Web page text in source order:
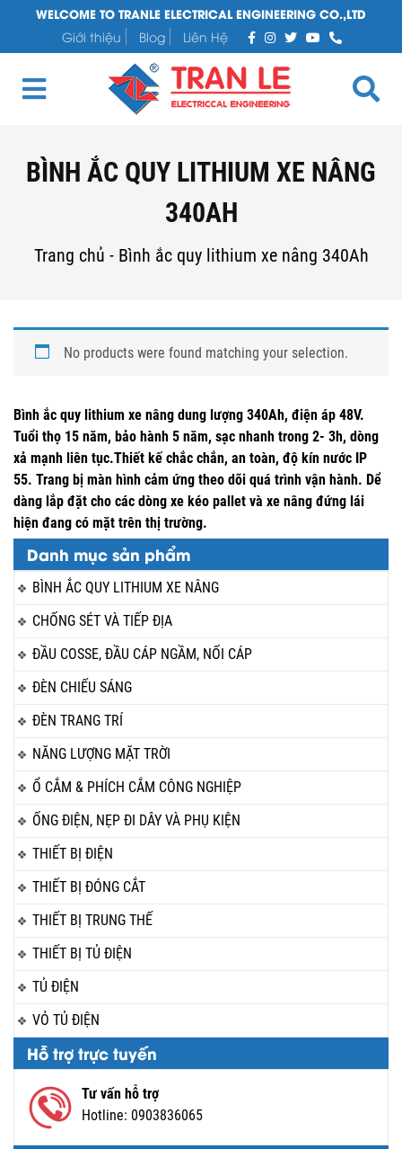
WELCOME TO TRANLE ELECTRICAL ENGINEERING CO.,LTD
Giới thiệu
Blog Liên Hệ
BÌNH ẮC QUY LITHIUM XE NÂNG
340AH
Trang chủ - Bình ắc quy lithium xe nâng 340Ah
Danh mục sản phẩm
BÌNH ẮC QUY LITHIUM XE NÂNG
CHỐNG SÉT VÀ TIẾP ĐỊA
ĐẦU COSSE, ĐẦU CÁP NGẦM, NỐI CÁP
ĐÈN CHIẾU SÁNG
ĐÈN TRANG TRÍ
NĂNG LƯỢNG MẶT TRỜI
Ổ CẮM & PHÍCH CẮM CÔNG NGHIỆP
ỐNG ĐIỆN, NẸP ĐI DÂY VÀ PHỤ KIỆN
THIẾT BỊ ĐIỆN
THIẾT BỊ ĐÓNG CẮT
THIẾT BỊ TRUNG THẾ
THIẾT BỊ TỦ ĐIỆN
TỦ ĐIỆN
VỎ TỦ ĐIỆN
Hỗ trợ trực tuyến
Tư vấn hỗ trợ
Hotline: 0903836065
No products were found matching your selection.
Bình ắc quy lithium xe nâng dung lượng 340Ah, điện áp 48V.
Tuổi thọ 15 năm, bảo hành 5 năm, sạc nhanh trong 2- 3h, dòng
xả mạnh liên tục.Thiết kế chắc chắn, an toàn, độ kín nước IP
55. Trang bị màn hình cảm ứng theo dõi quá trình vận hành. Dể
dàng lắp đặt cho các dòng xe kéo pallet và xe nâng đứng lái
hiện đang có mặt trên thị trường.